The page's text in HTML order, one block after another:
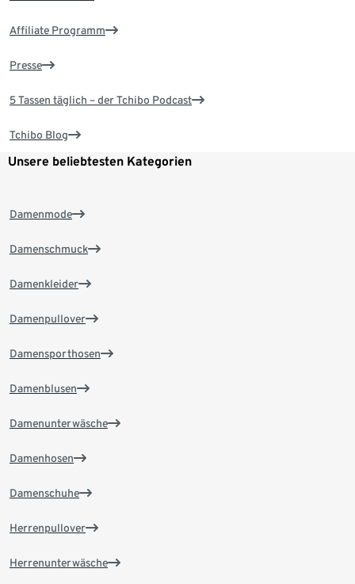
Affiliate Programm
Presse
5 Tassen täglich – der Tchibo Podcast
Tchibo Blog
Unsere beliebtesten Kategorien
Damenmode
Damenschmuck
Damenkleider
Damenpullover
Damensporthosen
Damenblusen
Damenunterwäsche
Damenhosen
Damenschuhe
Herrenpullover
Herrenunterwäsche